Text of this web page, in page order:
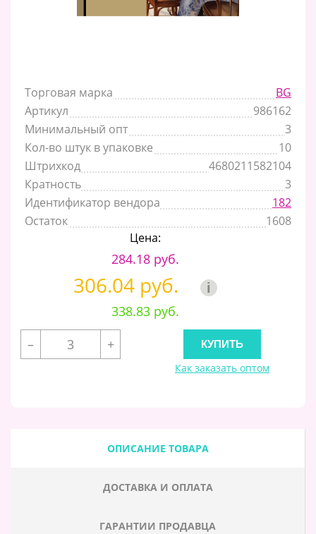
Торговая марка
BG
Артикул
986162
Минимальный опт
3
Кол-во штук в упаковке
10
Штрихкод
4680211582104
Кратность
3
Идентификатор вендора
182
Остаток
1608
Цена:
284.18 руб.
306.04 руб. i
338.83 руб.
–
+
Как заказать оптом
ОПИСАНИЕ ТОВАРА
ДОСТАВКА И ОПЛАТА
ГАРАНТИИ ПРОДАВЦА